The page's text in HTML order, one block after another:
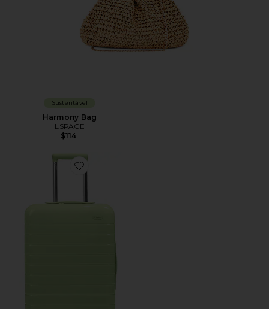
Sustentável
Harmony Bag
LSPACE
$114
Favorite A MALA DE BORDO MAIOR THE BIGGER